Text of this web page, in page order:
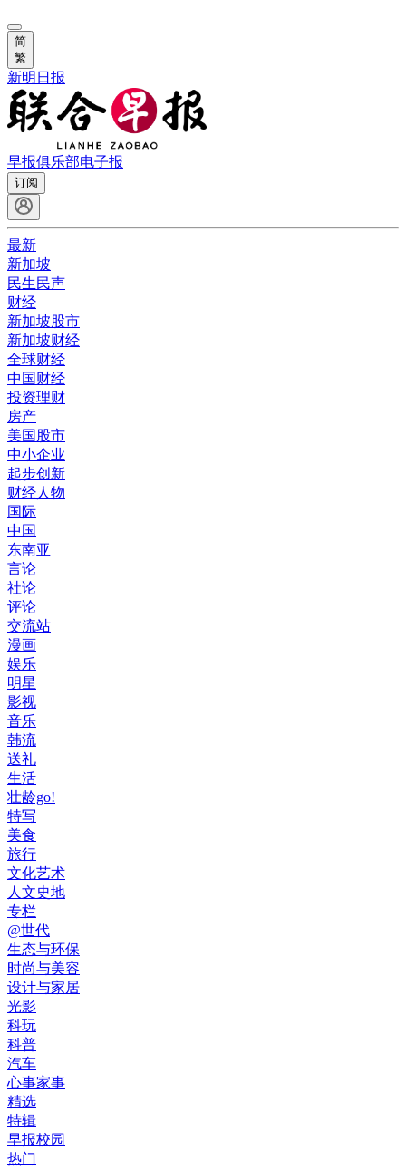
简
繁
新明日报
早报俱乐部电子报
订阅
最新
新加坡
民生民声
财经
新加坡股市
新加坡财经
全球财经
中国财经
投资理财
房产
美国股市
中小企业
起步创新
财经人物
国际
中国
东南亚
言论
社论
评论
交流站
漫画
娱乐
明星
影视
音乐
韩流
送礼
生活
壮龄go!
特写
美食
旅行
文化艺术
人文史地
专栏
@世代
生态与环保
时尚与美容
设计与家居
光影
科玩
科普
汽车
心事家事
精选
特辑
早报校园
热门